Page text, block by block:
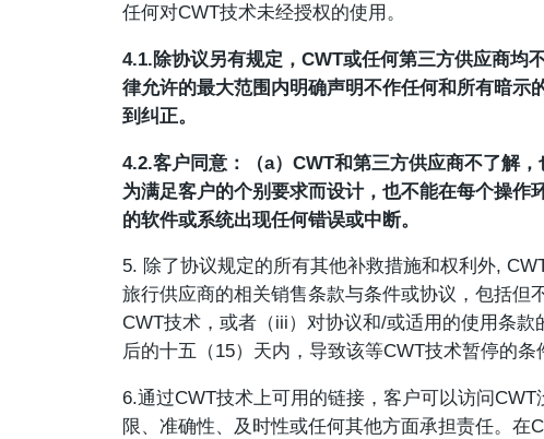
任何对CWT技术未经授权的使用。
4.1.除协议另有规定，CWT或任何第三方供应商均
律允许的最大范围内明确声明不作任何和所有暗示
到纠正。
4.2.客户同意：（a）CWT和第三方供应商不了解
为满足客户的个别要求而设计，也不能在每个操
的软件或系统出现任何错误或中断。
5. 除了协议规定的所有其他补救措施和权利外,
旅行供应商的相关销售条款与条件或协议，包括但
CWT技术，或者（iii）对协议和/或适用的使用条
后的十五（15）天内，导致该等CWT技术暂停的
6.通过CWT技术上可用的链接，客户可以访问
限、准确性、及时性或任何其他方面承担责任。